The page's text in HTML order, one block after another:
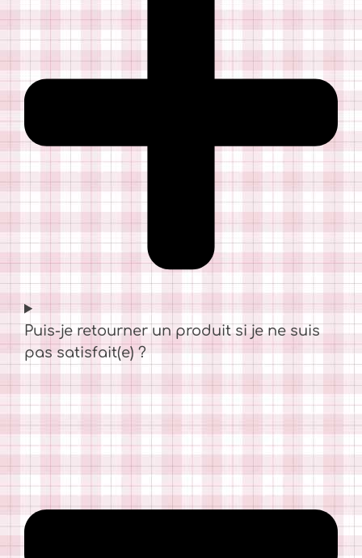
Puis-je retourner un produit si je ne suis
pas satisfait(e) ?